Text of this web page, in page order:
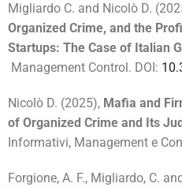
Migliardo C. and Nicolò D.
Organized Crime, and the
Startups: The Case of Italian
Management Control. DOI:
Nicolò D. (2025), Mafia and
of Organized Crime and Its
Informativi, Management e
Forgione, A. F., Migliardo, C.